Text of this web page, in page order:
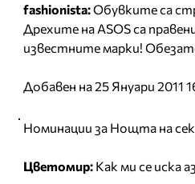
fashionista:Обувките са
Дрехите на ASOS са
известните марки!
Добавен на 25 Януари 2011
Номинации за Нощта на
Цветомир: Как ми се иска